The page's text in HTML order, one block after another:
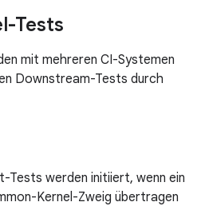
Tests
mit mehreren CI-Systemen
Downstream-Tests durch
Tests werden initiiert, wenn ein
Kernel-Zweig übertragen